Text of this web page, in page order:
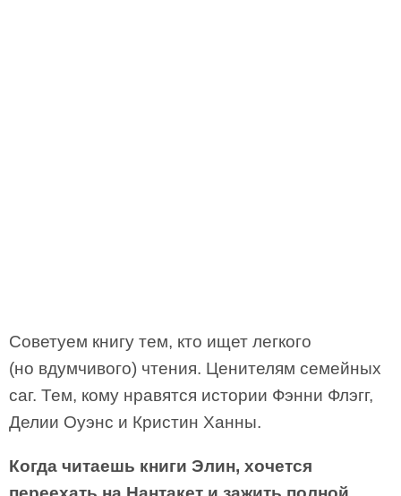
Советуем книгу тем, кто ищет легкого
(но вдумчивого) чтения. Ценителям семейных
саг. Тем, кому нравятся истории Фэнни Флэгг,
Делии Оуэнс и Кристин Ханны.
Когда читаешь книги Элин, хочется